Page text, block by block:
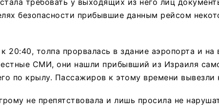
безопасности прибывшие данным рейсом
20:40, толпа прорвалась в здание аэропорта и на
СМИ, они нашли прибывший из Израиля
по крылу. Пассажиров к этому времени вывезли
не препятствовала и лишь просила не